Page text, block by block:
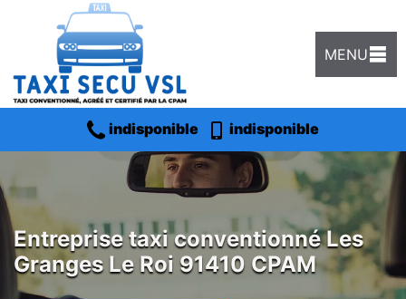
MENU
indisponible indisponible
Entreprise taxi conventionné Les
Granges Le Roi 91410 CPAM